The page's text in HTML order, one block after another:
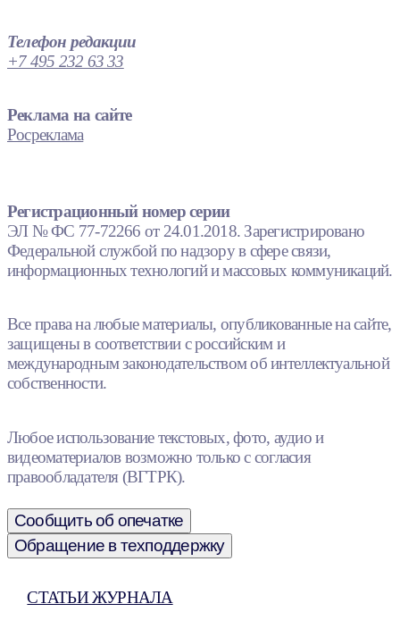
Телефон редакции
+7 495 232 63 33
Реклама на сайте
Росреклама
Регистрационный номер серии
ЭЛ № ФС 77-72266 от 24.01.2018. Зарегистрировано
Федеральной службой по надзору в сфере связи,
информационных технологий и массовых коммуникаций.
Все права на любые материалы, опубликованные на сайте,
защищены в соответствии с российским и
международным законодательством об интеллектуальной
собственности.
Любое использование текстовых, фото, аудио и
видеоматериалов возможно только с согласия
правообладателя (ВГТРК).
Сообщить об опечатке
Обращение в техподдержку
СТАТЬИ ЖУРНАЛА